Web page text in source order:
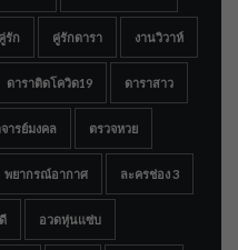
คู่รัก คู่รักดารา งานวิวาห์
ดาราติดโควิด19 ดาราสาว
ารย์มงคล ตรวจหวย
พยากรณ์อากาศ ละครช่อง 3
อวดหุ่นแซ่บ